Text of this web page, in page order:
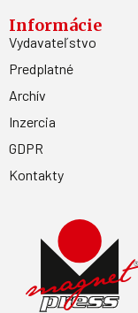
Informácie
Vydavateľstvo
Predplatné
Archív
Inzercia
GDPR
Kontakty